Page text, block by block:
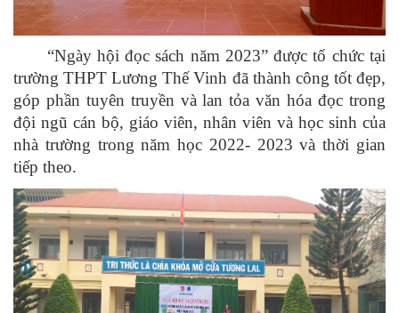
“Ngày hội đọc sách năm 2023” được tổ chức tại
trường THPT Lương Thế Vinh đã thành công tốt đẹp,
góp phần tuyên truyền và lan tỏa văn hóa đọc trong
đội ngũ cán bộ, giáo viên, nhân viên và học sinh của
nhà trường trong năm học 2022- 2023 và thời gian
tiếp theo.